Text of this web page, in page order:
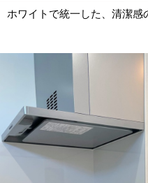
ホワイトで統一した、清潔感